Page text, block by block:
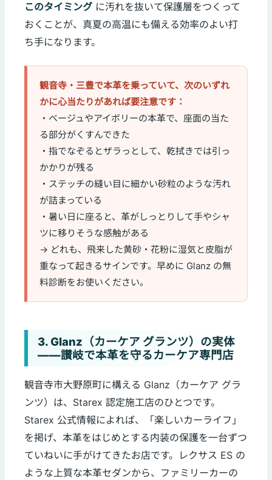
このタイミング に汚れを抜いて保護層をつくって
おくことが、真夏の高温にも備える効率のよい打
ち手になります。
観音寺・三豊で本革を乗っていて、次のいずれ
かに心当たりがあれば要注意です：
・ベージュやアイボリーの本革で、座面の当た
る部分がくすんできた
・指でなぞるとザラっとして、乾拭きでは引っ
かかりが残る
・ステッチの縫い目に細かい砂粒のような汚れ
が詰まっている
・暑い日に座ると、革がしっとりして手やシャ
ツに移りそうな感触がある
→ どれも、飛来した黄砂・花粉に湿気と皮脂が
重なって起きるサインです。早めに Glanz の無
料診断をお使いください。
3. Glanz（カーケア グランツ）の実体
——讃岐で本革を守るカーケア専門店
観音寺市大野原町に構える Glanz（カーケア グラ
ンツ）は、Starex 認定施工店のひとつです。
Starex 公式情報によれば、「楽しいカーライフ」
を掲げ、本革をはじめとする内装の保護を一台ずつ
ていねいに手がけてきたお店です。レクサス ES の
ような上質な本革セダンから、ファミリーカーの